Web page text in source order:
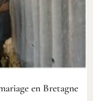
en Bretagne